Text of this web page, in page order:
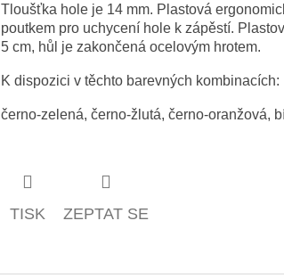
Tloušťka hole je 14 mm. Plastová
poutkem pro uchycení hole k zápěstí.
5 cm, hůl je zakončená ocelovým hrotem.
K dispozici v těchto barevných kombinacích:
černo-zelená, černo-žlutá, černo-oranžová,
TISK ZEPTAT SE